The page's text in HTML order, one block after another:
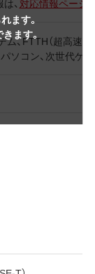
ます。
ます。
、FTTH（超高速
ソコン、次世代ゲ